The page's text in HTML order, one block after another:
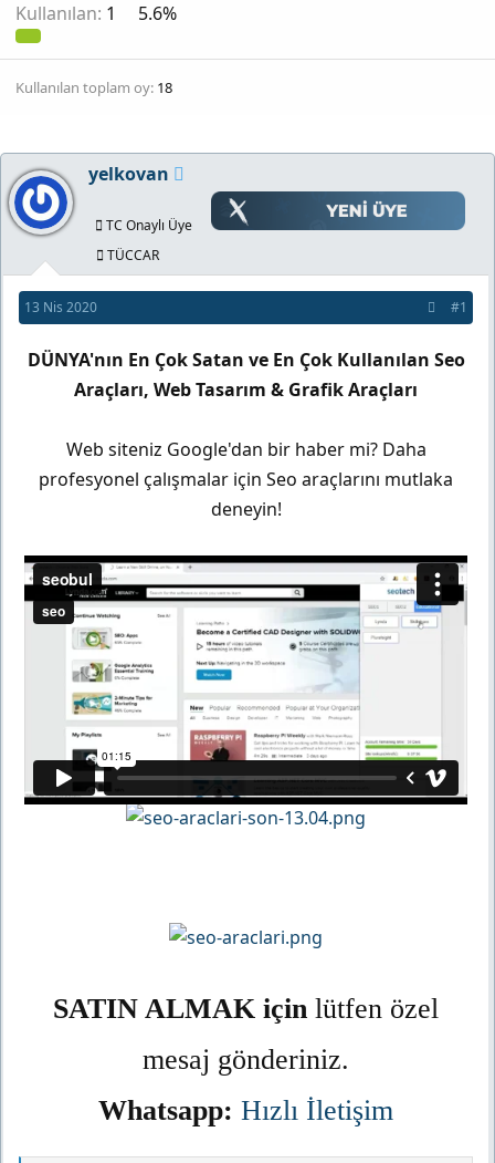
Kullanılan: 1 5.6%
Kullanılan toplam oy 18
yelkovan
TC Onaylı Üye
TÜCCAR
13 Nis 2020 #1
DÜNYA'nın En Çok Satan ve En Çok Kullanılan Seo
Araçları, Web Tasarım & Grafik Araçları
Web siteniz Google'dan bir haber mi? Daha
profesyonel çalışmalar için Seo araçlarını mutlaka
deneyin!
SATIN ALMAK için lütfen özel
mesaj gönderiniz.
Whatsapp: Hızlı İletişim